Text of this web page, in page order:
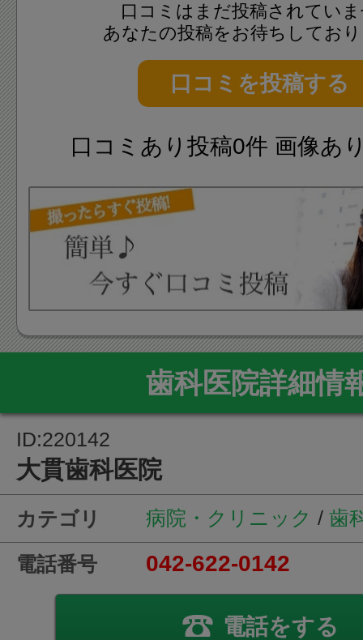
口コミはまだ投稿されてい
あなたの投稿をお待ちしてお
口コミを投稿する
口コミあり投稿0件 画像あ
歯科医院詳細情
ID:220142
大貫歯科医院
カテゴリ 病院・クリニック / 歯
電話番号 042-622-0142
電話をする